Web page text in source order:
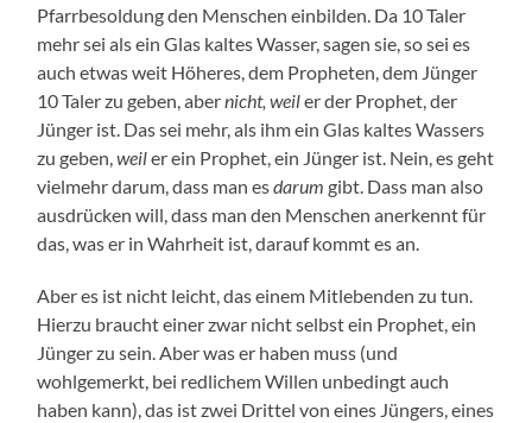
Pfarrbesoldung den Menschen einbilden. Da 10 Taler
mehr sei als ein Glas kaltes Wasser, sagen sie, so sei es
auch etwas weit Höheres, dem Propheten, dem Jünger
10 Taler zu geben, abernicht, weiler der Prophet, der
Jünger ist. Das sei mehr, als ihm ein Glas kaltes Wassers
zu geben,weiler ein Prophet, ein Jünger ist. Nein, es geht
vielmehr darum, dass man esdarum gibt. Dass man also
ausdrücken will, dass man den Menschen anerkennt für
das, was er in Wahrheit ist, darauf kommt es an.
Aber es ist nicht leicht, das einem Mitlebenden zu tun.
Hierzu braucht einer zwar nicht selbst ein Prophet, ein
Jünger zu sein. Aber was er haben muss (und
wohlgemerkt, bei redlichem Willen unbedingt auch
haben kann), das ist zwei Drittel von eines Jüngers, eines